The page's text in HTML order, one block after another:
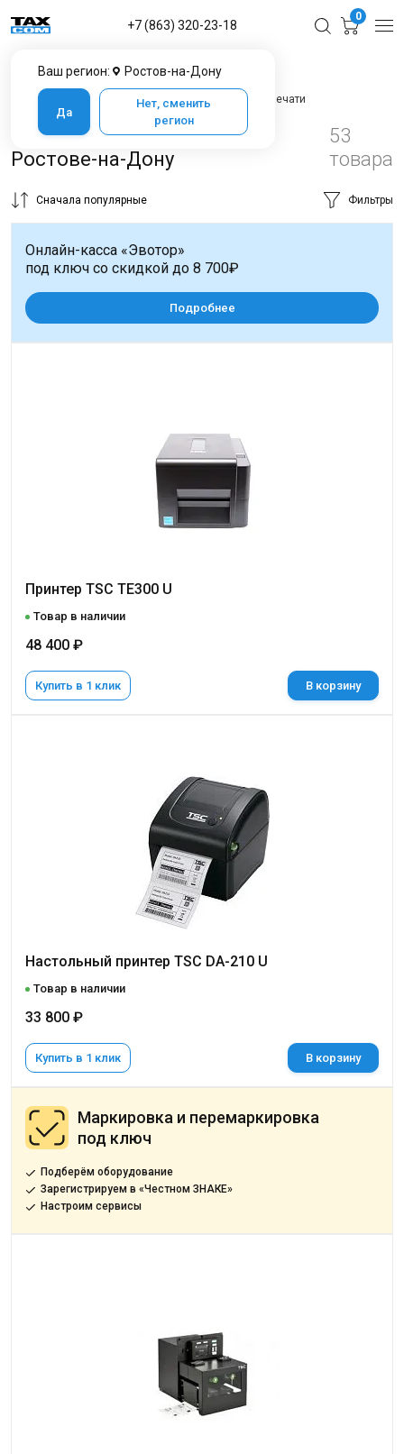
Ваш регион: Ростов-на-Дону
Да
Нет, сменить
регион
+7 (863) 320-23-18
0
Оборудование для печати
Оборудование для печати
Принтер для маркировки в
Ростове-на-Дону
53
товара
Сначала популярные Фильтры
Принтер TSC TE300 U
Товар в наличии
48 400 ₽
Купить в 1 клик В корзину
Настольный принтер TSC DA-210 U
Товар в наличии
33 800 ₽
Купить в 1 клик В корзину
Онлайн-касса «Эвотор»
под ключ со скидкой до 8 700₽
Подробнее
Маркировка и перемаркировка
под ключ
Подберём оборудование
Зарегистрируем в «Честном ЗНАКЕ»
Настроим сервисы